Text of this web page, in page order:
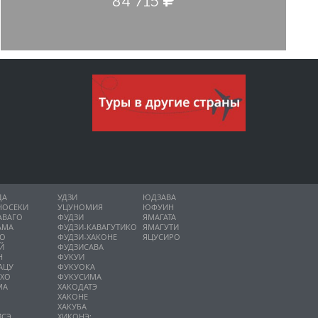
УДЗИ
УЦУНОМИЯ
ФУДЗИ
ФУДЗИ-КАВАГУТИКО
ФУДЗИ-ХАКОНЕ
ФУДЗИСАВА
ФУКУИ
ФУКУОКА
ФУКУСИМА
ХАКОДАТЭ
ХАКОНЕ
ХАКУБА
ЮДЗАВА
ЮФУИН
ЯМАГАТА
ЯМАГУТИ
ЯЦУСИРО